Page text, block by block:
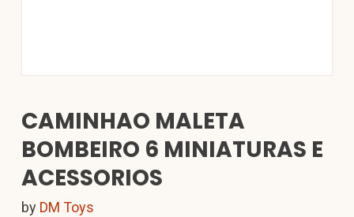
CAMINHAO MALETA
BOMBEIRO 6 MINIATURAS E
ACESSORIOS
by DM Toys